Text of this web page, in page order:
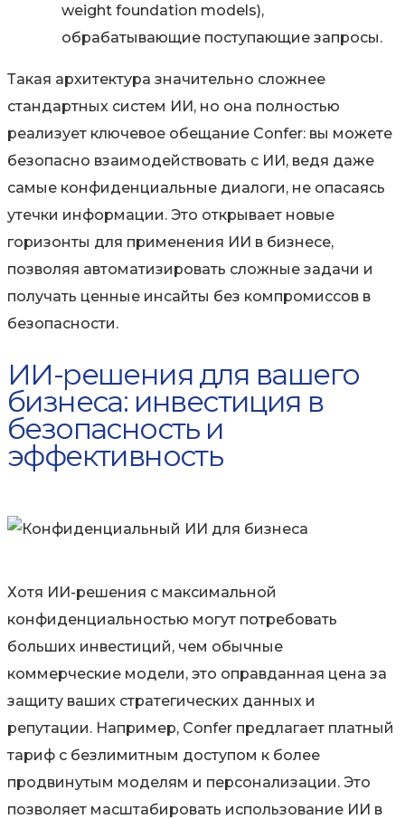
weight foundation models),
обрабатывающие поступающие запросы.
Такая архитектура значительно сложнее
стандартных систем ИИ, но она полностью
реализует ключевое обещание Confer: вы можете
безопасно взаимодействовать с ИИ, ведя даже
самые конфиденциальные диалоги, не опасаясь
утечки информации. Это открывает новые
горизонты для применения ИИ в бизнесе,
позволяя автоматизировать сложные задачи и
получать ценные инсайты без компромиссов в
безопасности.
ИИ-решения для вашего
бизнеса: инвестиция в
безопасность и
эффективность
Хотя ИИ-решения с максимальной
конфиденциальностью могут потребовать
больших инвестиций, чем обычные
коммерческие модели, это оправданная цена за
защиту ваших стратегических данных и
репутации. Например, Confer предлагает платный
тариф с безлимитным доступом к более
продвинутым моделям и персонализации. Это
позволяет масштабировать использование ИИ в